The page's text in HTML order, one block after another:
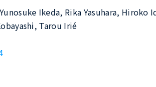
Ikeda, Rika Yasuhara, Hiroko
Tarou Irié